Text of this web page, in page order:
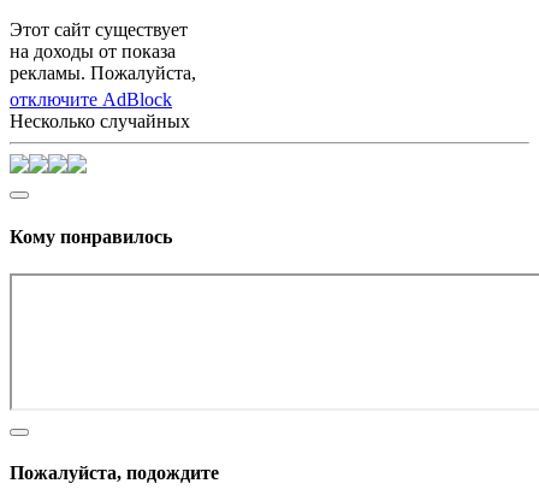
Этот сайт существует
на доходы от показа
рекламы. Пожалуйста,
отключите AdBlock
Несколько случайных
Кому понравилось
Пожалуйста, подождите